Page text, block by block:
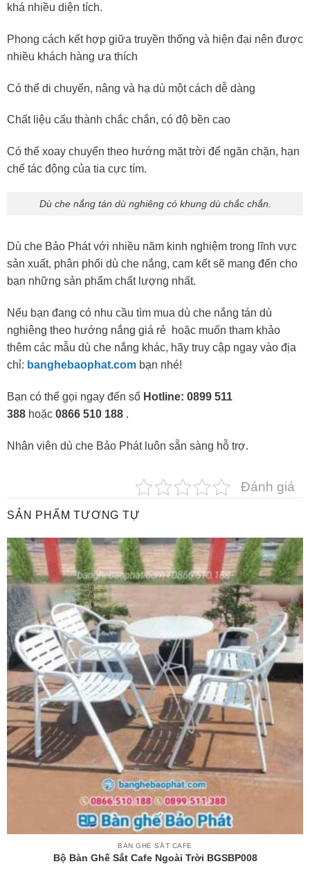
khá nhiều diện tích.
Phong cách kết hợp giữa truyền thống và hiện đại nên được
nhiều khách hàng ưa thích
Có thể di chuyển, nâng và hạ dù một cách dễ dàng
Chất liệu cấu thành chắc chắn, có độ bền cao
Có thể xoay chuyển theo hướng mặt trời để ngăn chặn, hạn
chế tác động của tia cực tím.
Dù che nắng tán dù nghiêng có khung dù chắc chắn.
Dù che Bảo Phát với nhiều năm kinh nghiệm trong lĩnh vực
sản xuất, phân phối dù che nắng, cam kết sẽ mang đến cho
bạn những sản phẩm chất lượng nhất.
Nếu bạn đang có nhu cầu tìm mua dù che nắng tán dù
nghiêng theo hướng nắng giá rẻ hoặc muốn tham khảo
thêm các mẫu dù che nắng khác, hãy truy cập ngay vào địa
chỉ: banghebaophat.com bạn nhé!
Bạn có thể gọi ngay đến số Hotline: 0899 511
388 hoặc 0866 510 188 .
Nhân viên dù che Bảo Phát luôn sẵn sàng hỗ trợ.
Đánh giá
SẢN PHẨM TƯƠNG TỰ
BÀN GHẾ SẮT CAFE
Bộ Bàn Ghế Sắt Cafe Ngoài Trời BGSBP008